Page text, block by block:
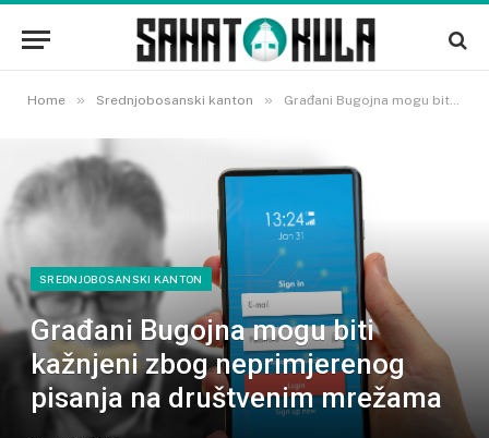
Home » Srednjobosanski kanton » Građani Bugojna mogu biti kažnjeni zbog neprimjerenog pisanja na društvenim mrežama
SREDNJOBOSANSKI KANTON
Građani Bugojna mogu biti
kažnjeni zbog neprimjerenog
pisanja na društvenim mrežama